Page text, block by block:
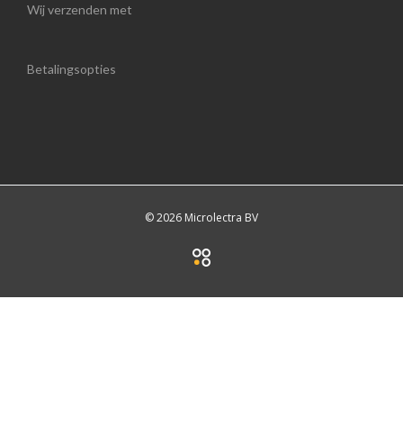
Wij verzenden met
Betalingsopties
© 2026 Microlectra BV